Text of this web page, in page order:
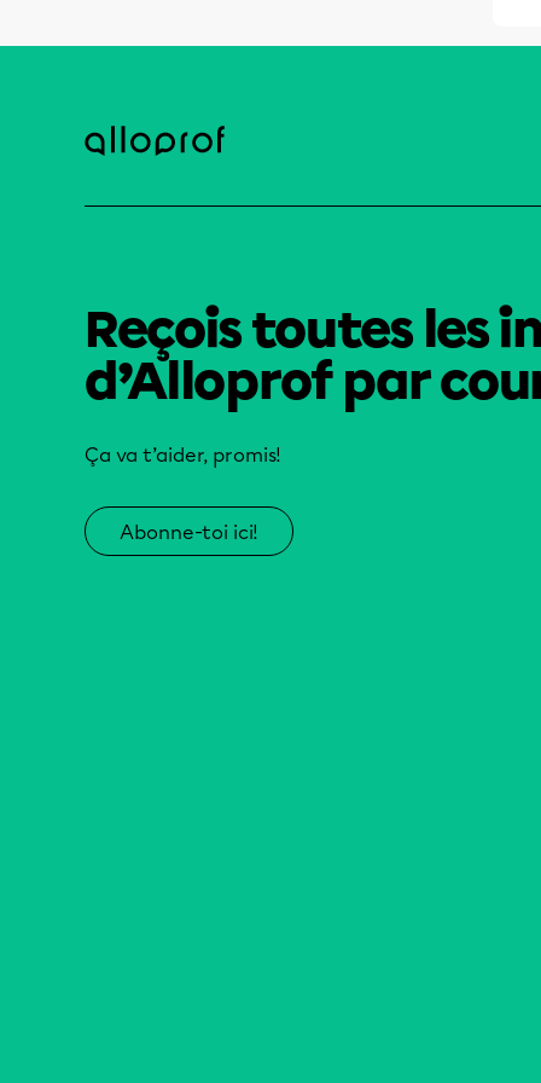
Reçois toutes les
d’Alloprof par
Ça va t’aider, promis!
Abonne-toi ici!